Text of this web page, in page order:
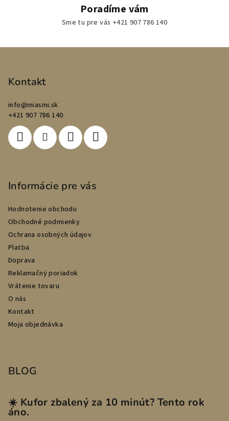
Poradíme vám
Sme tu pre vás +421 907 786 140
Kontakt
info@miasmi.sk
+421 907 786 140
Informácie pre vás
Hodnotenie obchodu
Obchodné podmienky
Ochrana osobných údajov
Platba
Doprava
Reklamačný poriadok
Vrátenie tovaru
O nás
Kontakt
Moja objednávka
BLOG
☀️ Kufor zbalený za 10 minút? Tento rok
áno.